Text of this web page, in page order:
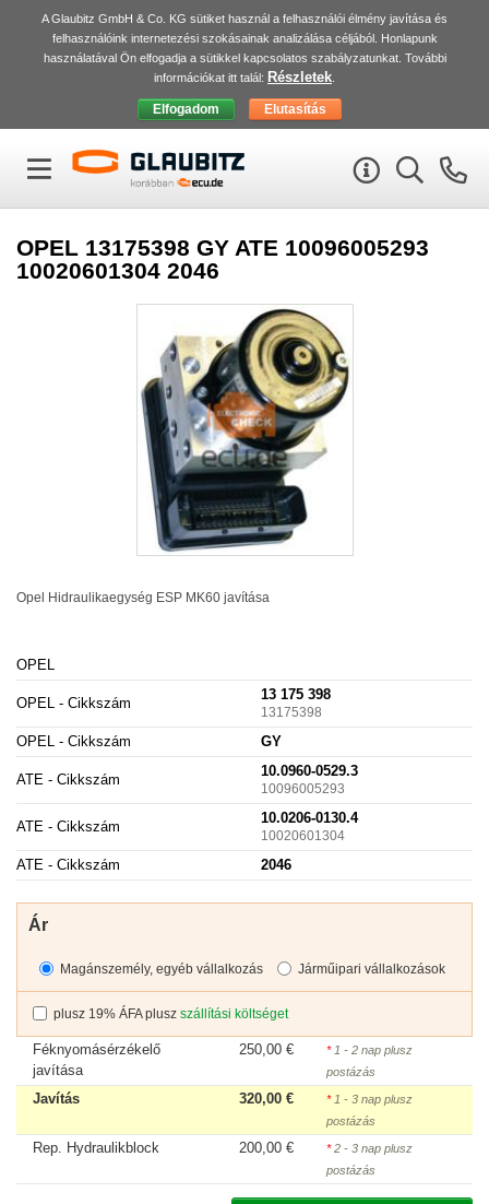
A Glaubitz GmbH & Co. KG sütiket használ a felhasználói élmény javítása és
felhasználóink internetezési szokásainak analizálása céljából. Honlapunk
használatával Ön elfogadja a sütikkel kapcsolatos szabályzatunkat. További
információkat itt talál: Részletek
OPEL 13175398 GY ATE 10096005293
10020601304 2046
Opel Hidraulikaegység ESP MK60 javítása
OPEL
OPEL - Cikkszám
13 175 398
13175398
OPEL - Cikkszám GY
ATE - Cikkszám
10.0960-0529.3
10096005293
ATE - Cikkszám
10.0206-0130.4
10020601304
ATE - Cikkszám 2046
Ár
Magánszemély, egyéb vállalkozás Járműipari vállalkozások
plusz 19% ÁFA plusz szállítási költséget
Féknyomásérzékelő
javítása
250,00 € *1 - 2 nap plusz
postázás
Javítás 320,00 € *1 - 3 nap plusz
postázás
Rep. Hydraulikblock 200,00 € *2 - 3 nap plusz
postázás